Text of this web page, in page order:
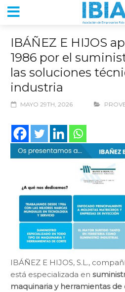
IBÁÑEZ E HIJOS
1986 por el
las soluciones
industria
MAYO 29TH, 2026
IBÁÑEZ E HIJOS, S.L.,
está especializada en
maquinaria y herramientas